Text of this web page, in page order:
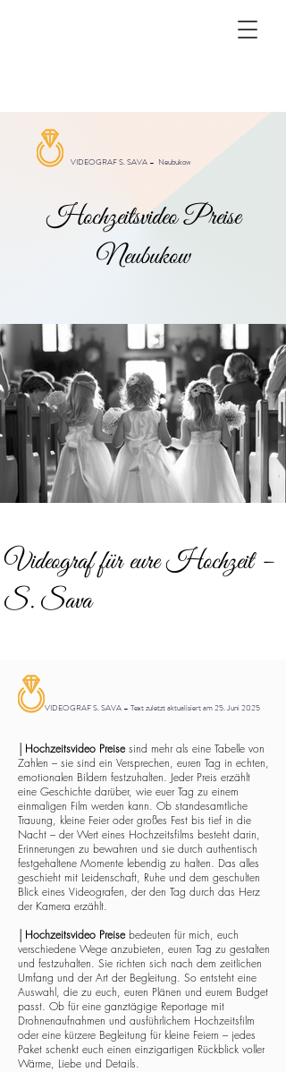
VIDEOGRAF S. SAVA – Neubukow
Hochzeitsvideo Preise
Neubukow
Videograf für eure Hochzeit –
S. Sava
VIDEOGRAF S. SAVA – Text zuletzt aktualisiert am 25. Juni 2025
Hochzeitsvideo Preisesind mehr als eine Tabelle von
Zahlen – sie sind ein Versprechen, euren Tag in echten,
emotionalen Bildern festzuhalten. Jeder Preis erzählt
eine Geschichte darüber, wie euer Tag zu einem
einmaligen Film werden kann. Ob standesamtliche
Trauung, kleine Feier oder großes Fest bis tief in die
Nacht – der Wert eines Hochzeitsfilms besteht darin,
Erinnerungen zu bewahren und sie durch authentisch
festgehaltene Momente lebendig zu halten. Das alles
geschieht mit Leidenschaft, Ruhe und dem geschulten
Blick eines Videografen, der den Tag durch das Herz
der Kamera erzählt.
Hochzeitsvideo Preisebedeuten für mich, euch
verschiedene Wege anzubieten, euren Tag zu gestalten
und festzuhalten. Sie richten sich nach dem zeitlichen
Umfang und der Art der Begleitung. So entsteht eine
Auswahl, die zu euch, euren Plänen und eurem Budget
passt. Ob für eine ganztägige Reportage mit
Drohnenaufnahmen und ausführlichem Hochzeitsfilm
oder eine kürzere Begleitung für kleine Feiern – jedes
Paket schenkt euch einen einzigartigen Rückblick voller
Wärme, Liebe und Details.